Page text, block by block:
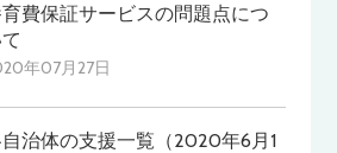
費保証サービスの問題点につ
年07月27日
治体の支援一覧（2020年6月1